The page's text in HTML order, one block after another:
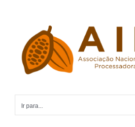
conteúdo
Ir para...